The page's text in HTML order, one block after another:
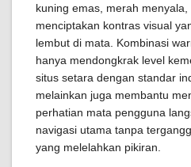
kuning emas, merah
menciptakan kontras visual
lembut di mata. Kombinasi
hanya mendongkrak level
situs setara dengan standar
melainkan juga membantu
perhatian mata pengguna
navigasi utama tanpa
yang melelahkan pikiran.